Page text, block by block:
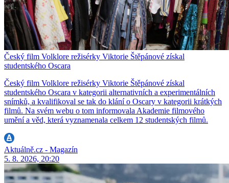
Český film Volklore režisérky Viktorie Štěpánové získal
studentského Oscara
Český film Volklore režisérky Viktorie Štěpánové získal
studentského Oscara v kategorii alternativních a experimentálních
snímků, a kvalifikoval se tak do klání o Oscary v kategorii krátkých
filmů. Na svém webu o tom informovala Akademie filmového
umění a věd, která vyznamenala celkem 12 studentských filmů.
Aktuálně.cz - Magazín
5. 8. 2026, 20:20